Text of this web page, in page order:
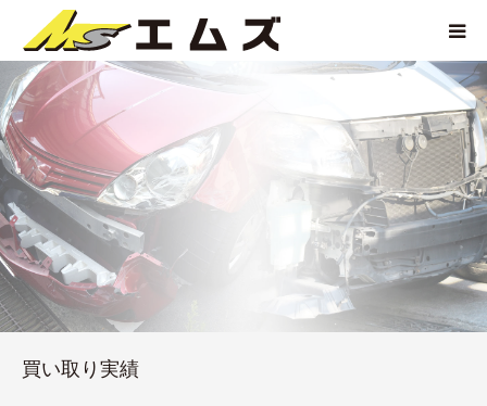
買い取り実績
HOME
企業紹介
サービス紹介